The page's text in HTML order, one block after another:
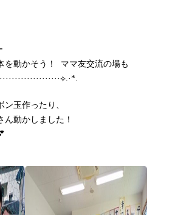
を動かそう！ ママ友交流の場も
玉作ったり、
ん動かしました！